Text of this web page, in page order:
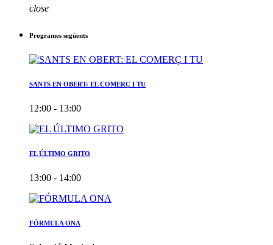
close
Programes següents
SANTS EN OBERT: EL COMERÇ I TU
12:00 - 13:00
EL ÚLTIMO GRITO
13:00 - 14:00
FÓRMULA ONA